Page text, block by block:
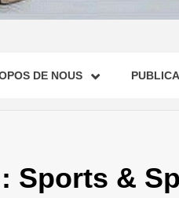
DE NOUS
Sports &